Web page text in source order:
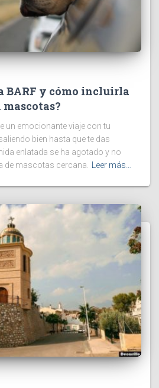
BARF y cómo incluirla
un emocionante viaje con tu
bien hasta que te das
enlatada se ha agotado y no
de mascotas cercana.
Leer más…